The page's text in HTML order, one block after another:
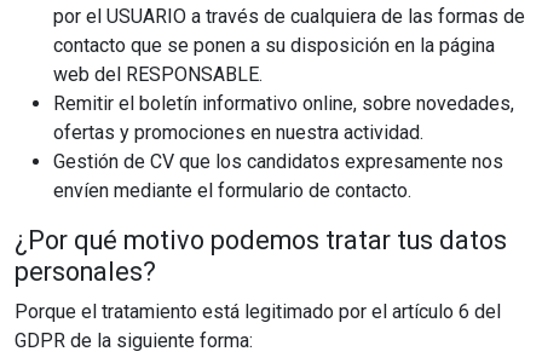
por el USUARIO a través de cualquiera de las formas de
contacto que se ponen a su disposición en la página
web del RESPONSABLE.
Remitir el boletín informativo online, sobre novedades,
ofertas y promociones en nuestra actividad.
Gestión de CV que los candidatos expresamente nos
envíen mediante el formulario de contacto.
¿Por qué motivo podemos tratar tus datos
personales?
Porque el tratamiento está legitimado por el artículo 6 del
GDPR de la siguiente forma: